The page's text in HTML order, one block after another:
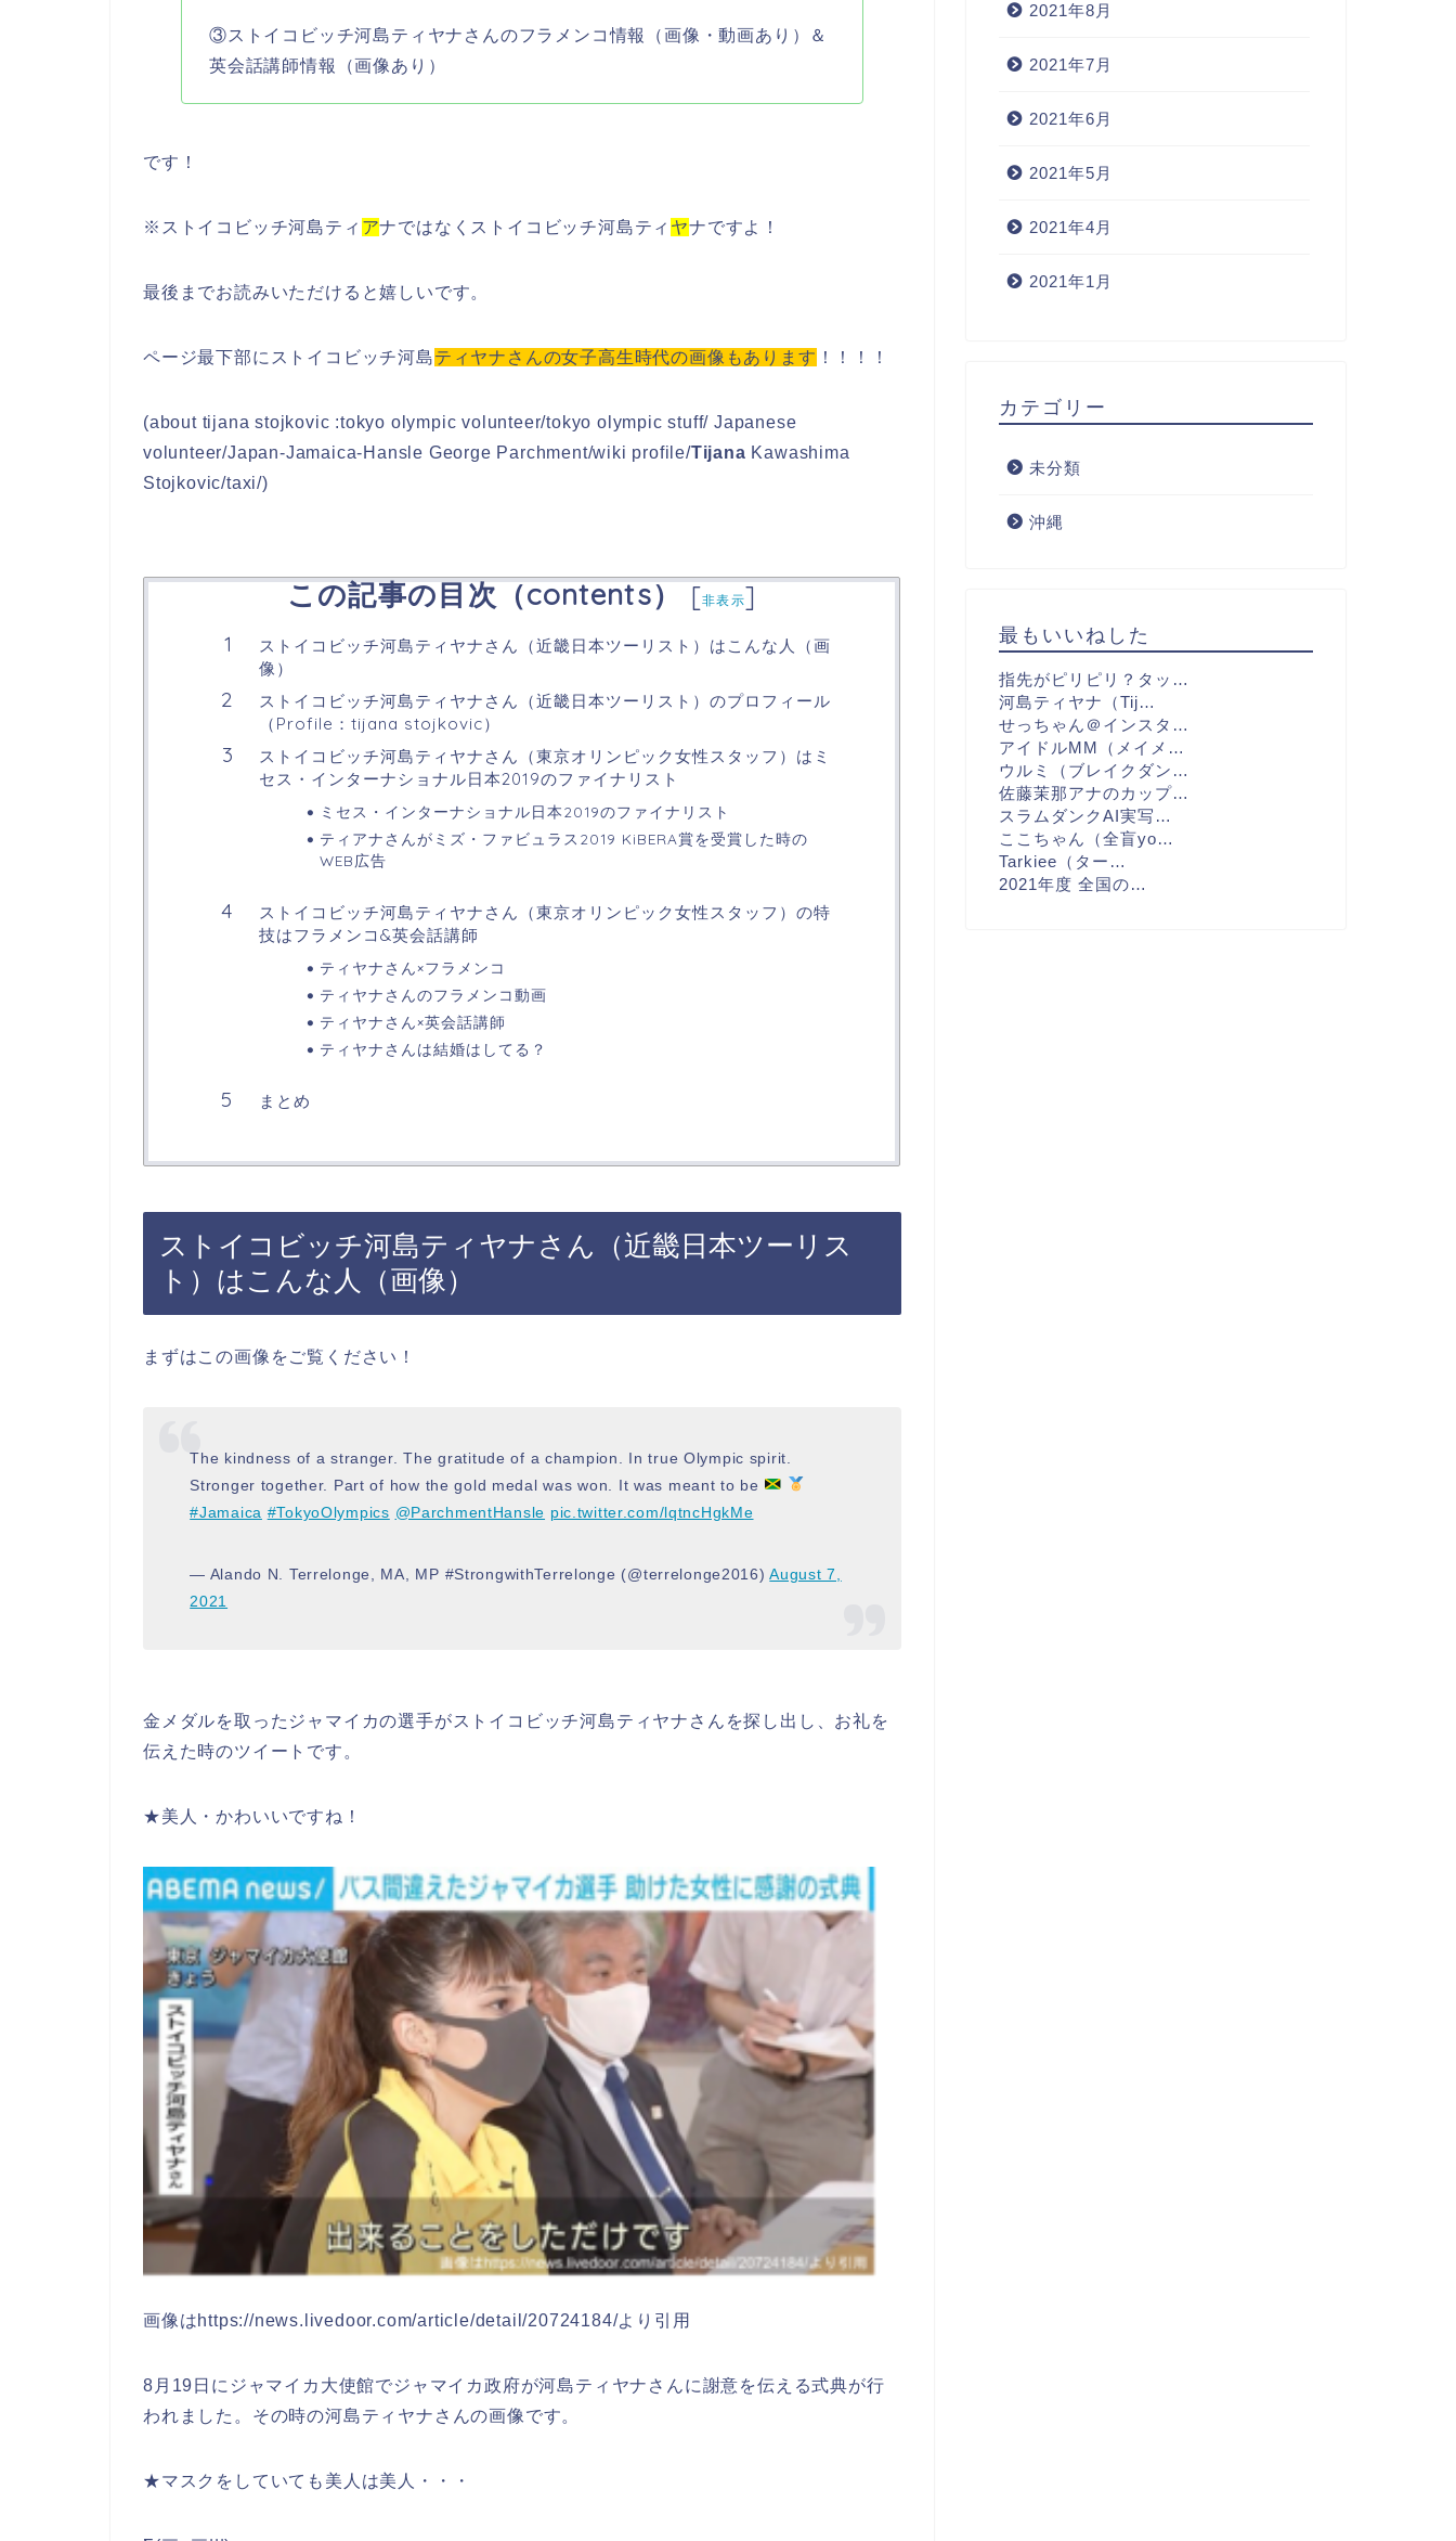
③ストイコビッチ河島ティヤナさんのフラメンコ情報（画像・動画あり）＆
英会話講師情報（画像あり）
です！
※ストイコビッチ河島ティ アナではなくストイコビッチ河島ティ ヤナですよ！
最後までお読みいただけると嬉しいです。
ページ最下部にストイコビッチ河島ティヤナさんの女子高生時代の画像もあります ！！！！
(about tijana stojkovic :tokyo olympic volunteer/tokyo olympic stuff/ Japanese
volunteer/Japan-Jamaica-Hansle George Parchment/wiki profile/Tijana Kawashima
Stojkovic/taxi/)
この記事の目次（contents） [非表示]
ストイコビッチ河島ティヤナさん（近畿日本ツーリスト）はこんな人（画
像）
ストイコビッチ河島ティヤナさん（近畿日本ツーリスト）のプロフィール
（Profile：tijana stojkovic）
ストイコビッチ河島ティヤナさん（東京オリンピック女性スタッフ）はミ
セス・インターナショナル日本2019のファイナリスト
ミセス・インターナショナル日本2019のファイナリスト
ティアナさんがミズ・ファビュラス2019 KiBERA賞を受賞した時の
WEB広告
ストイコビッチ河島ティヤナさん（東京オリンピック女性スタッフ）の特
技はフラメンコ&英会話講師
ティヤナさん×フラメンコ
ティヤナさんのフラメンコ動画
ティヤナさん×英会話講師
ティヤナさんは結婚はしてる？
まとめ
ストイコビッチ河島ティヤナさん（近畿日本ツーリス
ト）はこんな人（画像）
まずはこの画像をご覧ください！
The kindness of a stranger. The gratitude of a champion. In true Olympic spirit.
Stronger together. Part of how the gold medal was won. It was meant to be
#Jamaica #TokyoOlympics @ParchmentHansle pic.twitter.com/lqtncHgkMe
— Alando N. Terrelonge, MA, MP #StrongwithTerrelonge (@terrelonge2016)August 7,
2021
金メダルを取ったジャマイカの選手がストイコビッチ河島ティヤナさんを探し出し、お礼を
伝えた時のツイートです。
★美人・かわいいですね！
画像はhttps://news.livedoor.com/article/detail/20724184/より引用
8月19日にジャマイカ大使館でジャマイカ政府が河島ティヤナさんに謝意を伝える式典が行
われました。その時の河島ティヤナさんの画像です。
★マスクをしていても美人は美人・・・
2021年8月
2021年7月
2021年6月
2021年5月
2021年4月
2021年1月
カテゴリー
未分類
沖縄
最もいいねした
指先がピリピリ？タッ…
河島ティヤナ（Tij…
せっちゃん＠インスタ…
アイドルMM（メイメ…
ウルミ（ブレイクダン…
佐藤茉那アナのカップ…
スラムダンクAI実写…
ここちゃん（全盲yo…
Tarkiee（ター…
2021年度 全国の…